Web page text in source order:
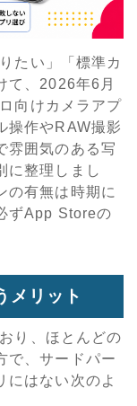
たい」「標準カ
て、2026年6月
向けカメラアプ
操作やRAW撮影
雰囲気のある写
に整理しまし
の有無は時期に
ずApp Storeの
メリット
り、ほとんどの
で、サードパー
にはない次のよ